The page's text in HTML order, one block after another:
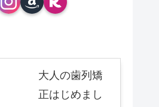
大人の歯列矯
正はじめまし